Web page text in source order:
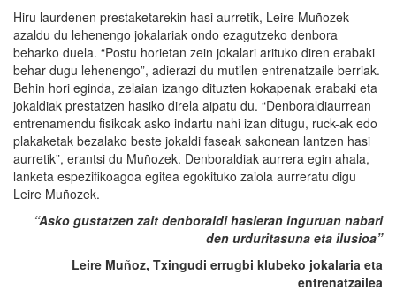
Hiru laurdenen prestaketarekin hasi aurretik, Leire Muñozek
azaldu du lehenengo jokalariak ondo ezagutzeko denbora
beharko duela. “Postu horietan zein jokalari arituko diren erabaki
behar dugu lehenengo”, adierazi du mutilen entrenatzaile berriak.
Behin hori eginda, zelaian izango dituzten kokapenak erabaki eta
jokaldiak prestatzen hasiko direla aipatu du. “Denboraldiaurrean
entrenamendu fisikoak asko indartu nahi izan ditugu, ruck-ak edo
plakaketak bezalako beste jokaldi faseak sakonean lantzen hasi
aurretik”, erantsi du Muñozek. Denboraldiak aurrera egin ahala,
lanketa espezifikoagoa egitea egokituko zaiola aurreratu digu
Leire Muñozek.
“Asko gustatzen zait denboraldi hasieran inguruan nabari
den urduritasuna eta ilusioa”
Leire Muñoz, Txingudi errugbi klubeko jokalaria eta
entrenatzailea